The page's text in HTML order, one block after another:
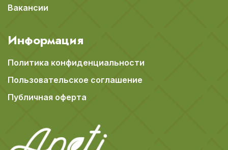
Вакансии
Информация
Политика конфиденциальности
Пользовательское соглашение
Публичная оферта